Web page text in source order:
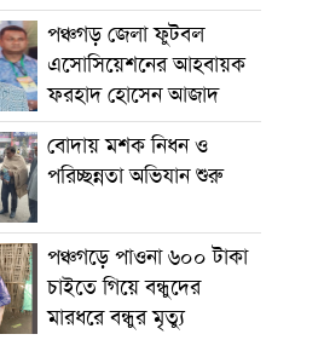
পঞ্চগড় জেলা ফুটবল
এসোসিয়েশনের আহবায়ক
ফরহাদ হোসেন আজাদ
বোদায় মশক নিধন ও
পরিচ্ছন্নতা অভিযান শুরু
পঞ্চগড়ে পাওনা ৬০০ টাকা
চাইতে গিয়ে বন্ধুদের
মারধরে বন্ধুর মৃত্যু